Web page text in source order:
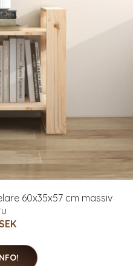
60x35x57 cm massiv